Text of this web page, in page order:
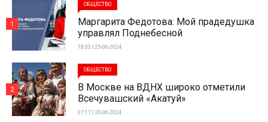
ОБЩЕСТВО
Маргарита Федотова: Мой прадедушка
управлял Поднебесной
18:03 | 23-06-2024
1
ОБЩЕСТВО
В Москве на ВДНХ широко отметили
Всечувашский «Акатуй»
07:17 | 20-06-2024
2